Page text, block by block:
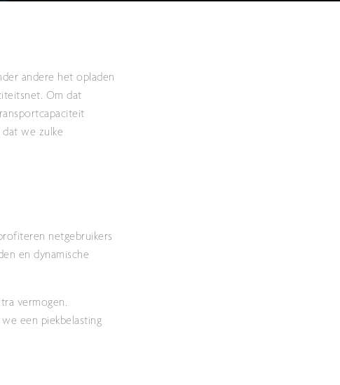
andere het opladen
Om dat
dat we zulke
netgebruikers
en dynamische
vermogen.
een piekbelasting